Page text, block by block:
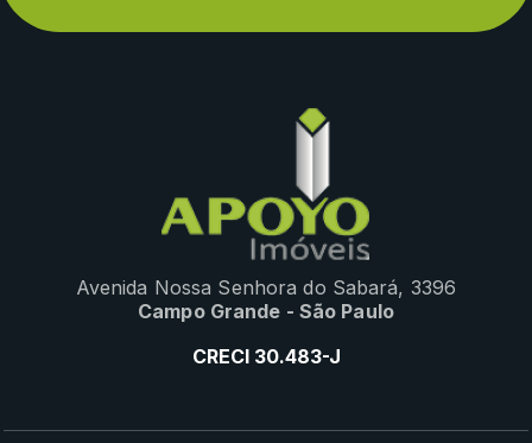
Avenida Nossa Senhora do Sabará, 3396
Campo Grande - São Paulo
CRECI 30.483-J